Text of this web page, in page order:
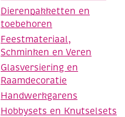
Dierenpakketten en
toebehoren
Feestmateriaal,
Schminken en Veren
Glasversiering en
Raamdecoratie
Handwerkgarens
Hobbysets en Knutselsets